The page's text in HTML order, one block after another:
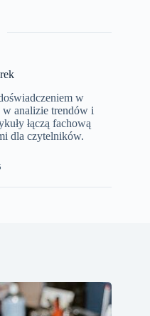
w
analizie trendów i
łączą fachową
dla czytelników.